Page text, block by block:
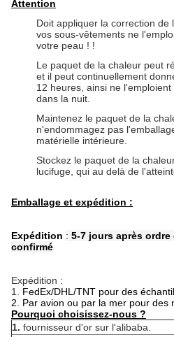
Attention
Doit appliquer la correction
vos sous-vêtements ne
votre peau ! !
Le paquet de la chaleur peut
et il peut continuellement
12 heures, ainsi ne
dans la nuit.
Maintenez le paquet de la
n'endommagez pas
matérielle intérieure.
Stockez le paquet de la
lucifuge, qui au delà de
Emballage et expédition :
Expédition : 5-7 jours après
confirmé
Expédition :
1. FedEx/DHL/TNT pour des
2. Par avion ou par la mer pour des
Pourquoi choisissez-nous ?
1. fournisseur d'or sur l'alibaba.